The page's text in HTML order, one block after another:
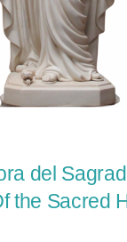
del
the Sacred